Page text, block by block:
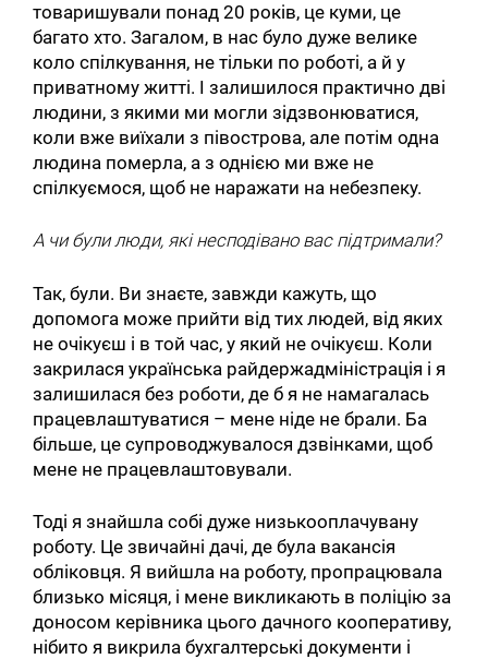
товаришували понад 20 років, це куми, це
багато хто. Загалом, в нас було дуже велике
коло спілкування, не тільки по роботі, а й у
приватному житті. І залишилося практично дві
людини, з якими ми могли зідзвонюватися,
коли вже виїхали з півострова, але потім одна
людина померла, а з однією ми вже не
спілкуємося, щоб не наражати на небезпеку.
А чи були люди, які несподівано вас підтримали?
Так, були. Ви знаєте, завжди кажуть, що
допомога може прийти від тих людей, від яких
не очікуєш і в той час, у який не очікуєш. Коли
закрилася українська райдержадміністрація і я
залишилася без роботи, де б я не намагалась
працевлаштуватися – мене ніде не брали. Ба
більше, це супроводжувалося дзвінками, щоб
мене не працевлаштовували.
Тоді я знайшла собі дуже низькооплачувану
роботу. Це звичайні дачі, де була вакансія
обліковця. Я вийшла на роботу, пропрацювала
близько місяця, і мене викликають в поліцію за
доносом керівника цього дачного кооперативу,
нібито я викрила бухгалтерські документи і